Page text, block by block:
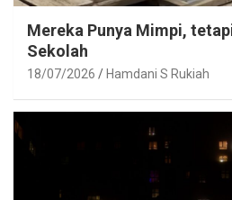
Mereka Punya Mimpi,
Sekolah
18/07/2026 Hamdani S Rukiah